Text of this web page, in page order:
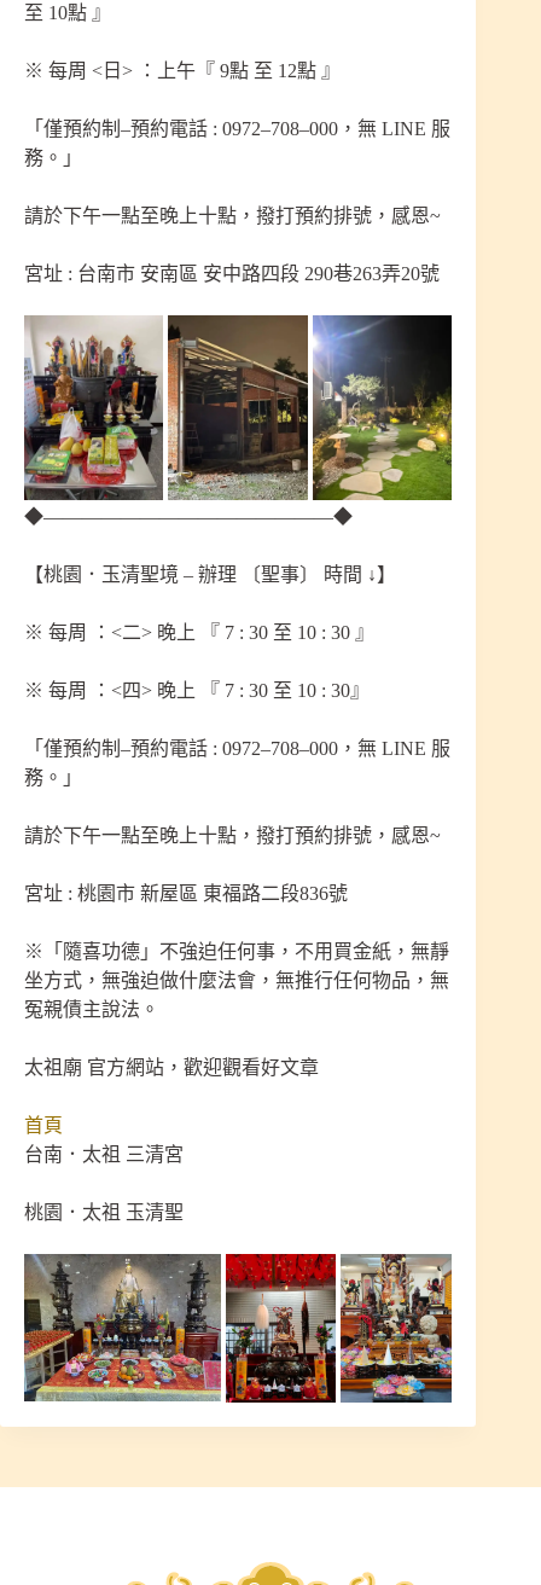
至 10點 』
※ 每周 <日> ：上午『 9點 至 12點 』
「僅預約制–預約電話 : 0972–708–000，無 LINE 服
務。」
請於下午一點至晚上十點，撥打預約排號，感恩~
宮址 : 台南市 安南區 安中路四段 290巷263弄20號
◆———————————————◆
【桃園．玉清聖境 – 辦理 〔聖事〕 時間 ↓】
※ 每周 ：<二> 晚上 『 7 : 30 至 10 : 30 』
※ 每周 ：<四> 晚上 『 7 : 30 至 10 : 30』
「僅預約制–預約電話 : 0972–708–000，無 LINE 服
務。」
請於下午一點至晚上十點，撥打預約排號，感恩~
宮址 : 桃園市 新屋區 東福路二段836號
※「隨喜功德」不強迫任何事，不用買金紙，無靜
坐方式，無強迫做什麼法會，無推行任何物品，無
冤親債主說法。
太祖廟 官方網站，歡迎觀看好文章
首頁
台南．太祖 三清宮
桃園．太祖 玉清聖